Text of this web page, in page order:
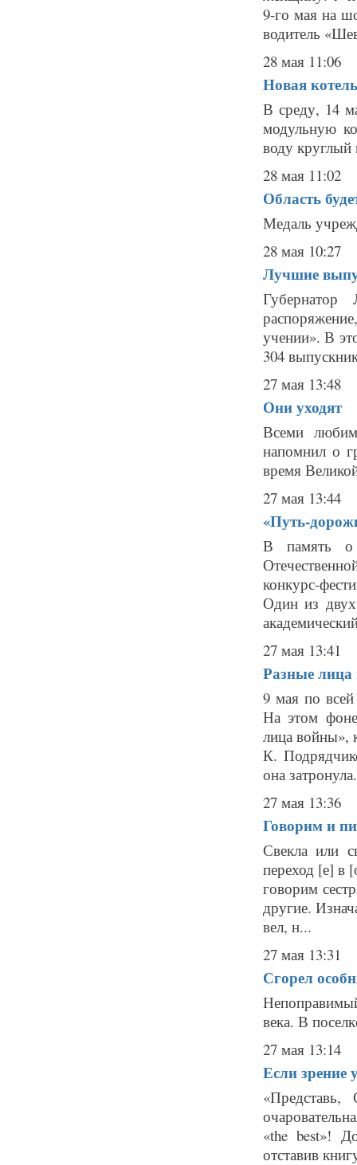
9-го мая на
водитель
28 мая 11:06
Новая
В среду, 14
модульную
воду круглый
28 мая 11:02
Область
Медаль
28 мая 10:27
Лучшие
Губернатор
учении». В
304
27 мая 13:48
Они уходят
Всеми
напомнил о
время
27 мая 13:44
«Путь-
В память о
конкурс-
Один из двух
27 мая 13:41
Разные
9 мая по
На этом фоне
лица войны»,
К.
она
27 мая 13:36
Говорим и
Свекла или
переход [е] в
говорим
другие.
вел, н...
27 мая 13:31
Сгорел
века. В
27 мая 13:14
Если зрение
«the best»!
отставив